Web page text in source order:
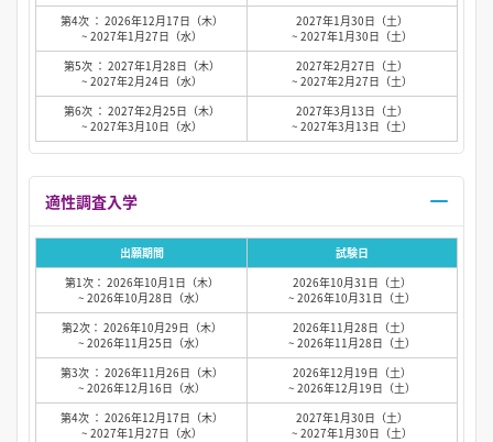
第4次 ： 2026年12月17日（木）
~ 2027年1月27日（水）
2027年1月30日（土）
~ 2027年1月30日（土）
第5次 ： 2027年1月28日（木）
~ 2027年2月24日（水）
2027年2月27日（土）
~ 2027年2月27日（土）
第6次 ： 2027年2月25日（木）
~ 2027年3月10日（水）
2027年3月13日（土）
~ 2027年3月13日（土）
出願期間
試験日
第1次： 2026年10月1日（木）
~ 2026年10月28日（水）
2026年10月31日（土）
~ 2026年10月31日（土）
第2次： 2026年10月29日（木）
~ 2026年11月25日（水）
2026年11月28日（土）
~ 2026年11月28日（土）
第3次 ： 2026年11月26日（木）
~ 2026年12月16日（水）
2026年12月19日（土）
~ 2026年12月19日（土）
第4次 ： 2026年12月17日（木）
~ 2027年1月27日（水）
2027年1月30日（土）
~ 2027年1月30日（土）